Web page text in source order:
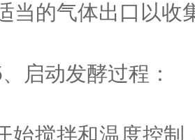
当的气体出口以收
动发酵过程：
搅拌和温度控制